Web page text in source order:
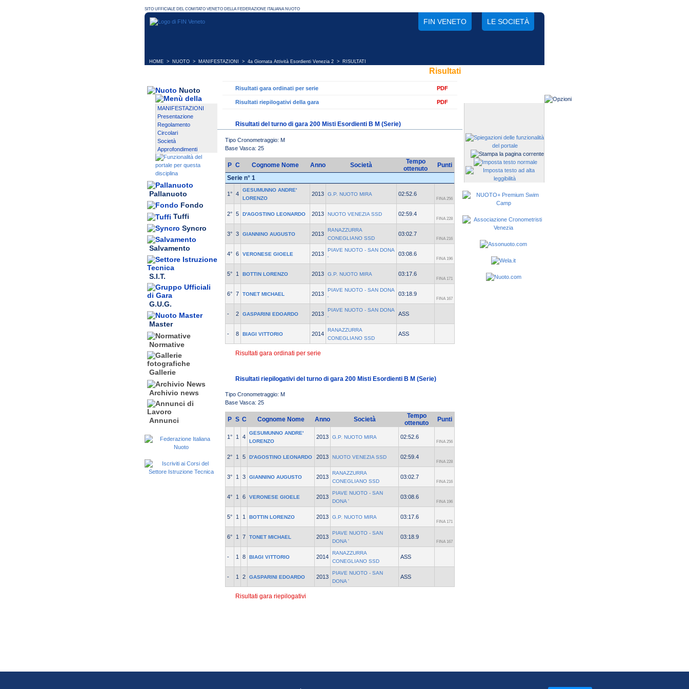
FIN VENETO LE SOCIETÀ
HOME > NUOTO > MANIFESTAZIONI > 4a Giornata Attività Esordienti Venezia 2 > RISULTATI
Nuoto
MANIFESTAZIONI
Presentazione
Regolamento
Circolari
Società
Approfondimenti
Pallanuoto
Fondo
Tuffi
Syncro
Salvamento
S.I.T.
G.U.G.
Master
Normative
Gallerie
Archivio news
Annunci
Risultati
Risultati gara ordinati per serie PDF
Risultati riepilogativi della gara PDF
Risultati del turno di gara 200 Misti Esordienti B M (Serie)
Tipo Cronometraggio: M
Base Vasca: 25
P C Cognome Nome Anno Società
Tempo
ottenuto
Punti
Serie n° 1
1° 4
GESUMUNNO ANDRE'
LORENZO
2013 G.P. NUOTO MIRA 02:52.6
FINA 256
2° 5 D'AGOSTINO LEONARDO 2013 NUOTO VENEZIA SSD 02:59.4
FINA 228
3° 3 GIANNINO AUGUSTO 2013
RANAZZURRA
CONEGLIANO SSD
03:02.7
FINA 216
4° 6 VERONESE GIOELE 2013
PIAVE NUOTO - SAN DONA
'
03:08.6
FINA 196
5° 1 BOTTIN LORENZO 2013 G.P. NUOTO MIRA 03:17.6
FINA 171
6° 7 TONET MICHAEL 2013
PIAVE NUOTO - SAN DONA
'
03:18.9
FINA 167
- 2 GASPARINI EDOARDO 2013
PIAVE NUOTO - SAN DONA
'
ASS
- 8 BIAGI VITTORIO 2014
RANAZZURRA
CONEGLIANO SSD
ASS
Risultati gara ordinati per serie
Risultati riepilogativi del turno di gara 200 Misti Esordienti B M (Serie)
Tipo Cronometraggio: M
Base Vasca: 25
P S C Cognome Nome Anno Società
Tempo
ottenuto
Punti
1° 1 4
GESUMUNNO ANDRE'
LORENZO
2013 G.P. NUOTO MIRA 02:52.6
FINA 256
2° 1 5 D'AGOSTINO LEONARDO 2013 NUOTO VENEZIA SSD 02:59.4
FINA 228
3° 1 3 GIANNINO AUGUSTO 2013
RANAZZURRA
CONEGLIANO SSD
03:02.7
FINA 216
4° 1 6 VERONESE GIOELE 2013
PIAVE NUOTO - SAN
DONA '
03:08.6
FINA 196
5° 1 1 BOTTIN LORENZO 2013 G.P. NUOTO MIRA 03:17.6
FINA 171
6° 1 7 TONET MICHAEL 2013
PIAVE NUOTO - SAN
DONA '
03:18.9
FINA 167
- 1 8 BIAGI VITTORIO 2014
RANAZZURRA
CONEGLIANO SSD
ASS
- 1 2 GASPARINI EDOARDO 2013
PIAVE NUOTO - SAN
DONA '
ASS
Risultati gara riepilogativi